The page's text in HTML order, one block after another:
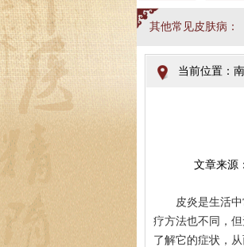
其他常见皮肤病：
当前位置：
文章来源
皮炎是生活
疗方法也不同，
了解它的症状，